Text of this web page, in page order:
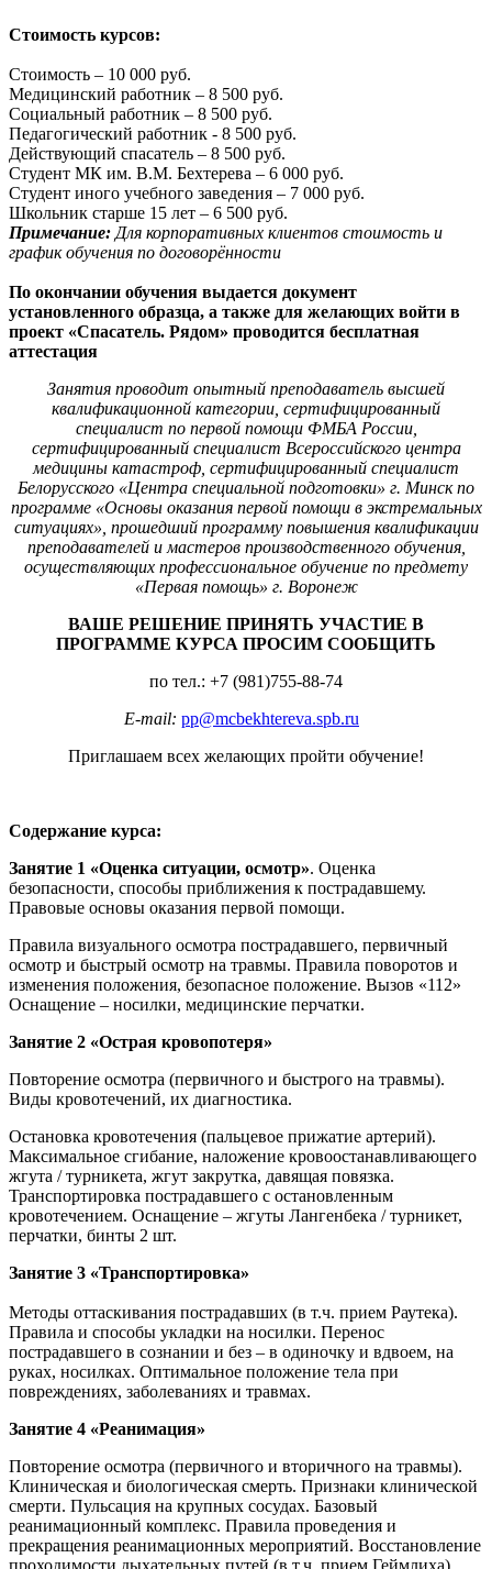
Стоимость курсов:
Стоимость – 10 000 руб.
Медицинский работник – 8 500 руб.
Социальный работник – 8 500 руб.
Педагогический работник - 8 500 руб.
Действующий спасатель – 8 500 руб.
Студент МК им. В.М. Бехтерева – 6 000 руб.
Студент иного учебного заведения – 7 000 руб.
Школьник старше 15 лет – 6 500 руб.
Примечание: Для корпоративных клиентов стоимость и
график обучения по договорённости
По окончании обучения выдается документ
установленного образца, а также для желающих войти в
проект «Спасатель. Рядом» проводится бесплатная
аттестация
Занятия проводит опытный преподаватель высшей
квалификационной категории, сертифицированный
специалист по первой помощи ФМБА России,
сертифицированный специалист Всероссийского центра
медицины катастроф, сертифицированный специалист
Белорусского «Центра специальной подготовки» г. Минск по
программе «Основы оказания первой помощи в экстремальных
ситуациях», прошедший программу повышения квалификации
преподавателей и мастеров производственного обучения,
осуществляющих профессиональное обучение по предмету
«Первая помощь» г. Воронеж
ВАШЕ РЕШЕНИЕ ПРИНЯТЬ УЧАСТИЕ В
ПРОГРАММЕ КУРСА ПРОСИМ СООБЩИТЬ
по тел.: +7 (981)755-88-74
Е-mail: pp@mcbekhtereva.spb.ru
Приглашаем всех желающих пройти обучение!
Содержание курса:
Занятие 1 «Оценка ситуации, осмотр». Оценка
безопасности, способы приближения к пострадавшему.
Правовые основы оказания первой помощи.
Правила визуального осмотра пострадавшего, первичный
осмотр и быстрый осмотр на травмы. Правила поворотов и
изменения положения, безопасное положение. Вызов «112»
Оснащение – носилки, медицинские перчатки.
Занятие 2 «Острая кровопотеря»
Повторение осмотра (первичного и быстрого на травмы).
Виды кровотечений, их диагностика.
Остановка кровотечения (пальцевое прижатие артерий).
Максимальное сгибание, наложение кровоостанавливающего
жгута / турникета, жгут закрутка, давящая повязка.
Транспортировка пострадавшего с остановленным
кровотечением. Оснащение – жгуты Лангенбека / турникет,
перчатки, бинты 2 шт.
Занятие 3 «Транспортировка»
Методы оттаскивания пострадавших (в т.ч. прием Раутека).
Правила и способы укладки на носилки. Перенос
пострадавшего в сознании и без – в одиночку и вдвоем, на
руках, носилках. Оптимальное положение тела при
повреждениях, заболеваниях и травмах.
Занятие 4 «Реанимация»
Повторение осмотра (первичного и вторичного на травмы).
Клиническая и биологическая смерть. Признаки клинической
смерти. Пульсация на крупных сосудах. Базовый
реанимационный комплекс. Правила проведения и
прекращения реанимационных мероприятий. Восстановление
проходимости дыхательных путей (в т.ч. прием Геймлиха).